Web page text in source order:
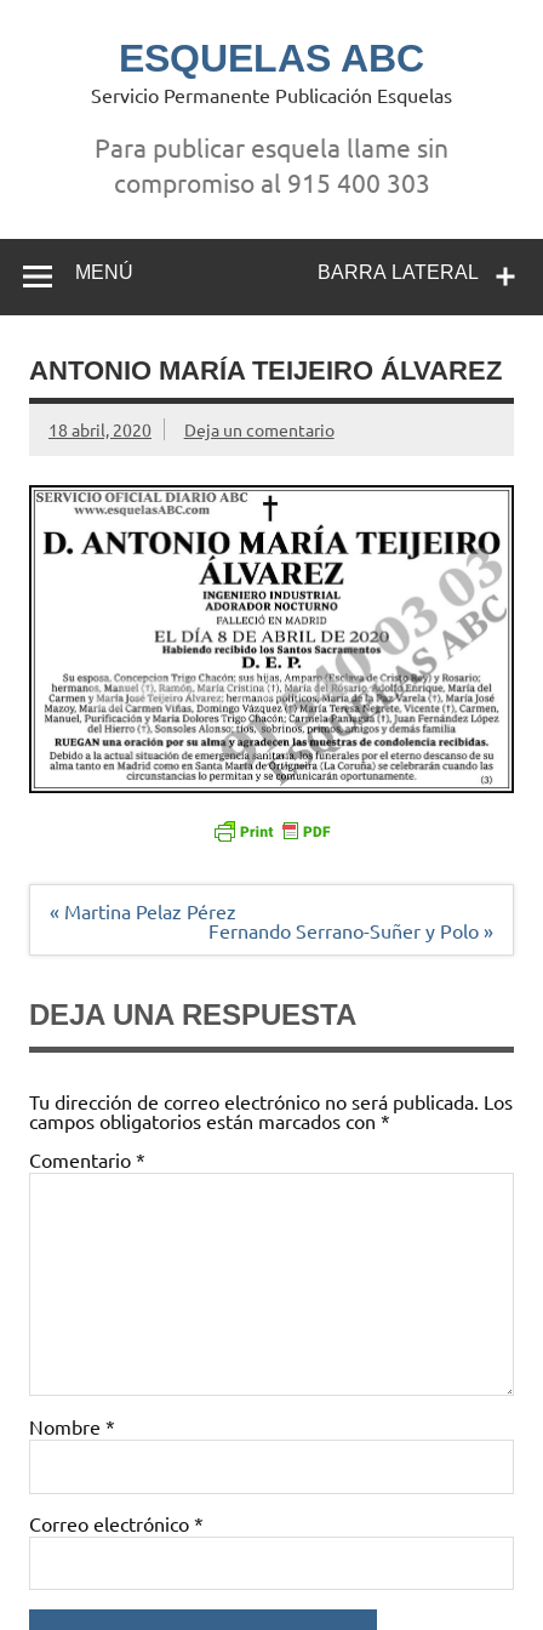
ESQUELAS ABC
Servicio Permanente Publicación Esquelas
Para publicar esquela llame sin
compromiso al 915 400 303
BARRA LATERAL
MENÚ
ANTONIO MARÍA TEIJEIRO ÁLVAREZ
18 abril, 2020 Deja un comentario
Navegación
« Martina Pelaz Pérez
Fernando Serrano-Suñer y Polo »
DEJA UNA RESPUESTA
Tu dirección de correo electrónico no será publicada. Los
campos obligatorios están marcados con *
Comentario *
Nombre *
Correo electrónico *